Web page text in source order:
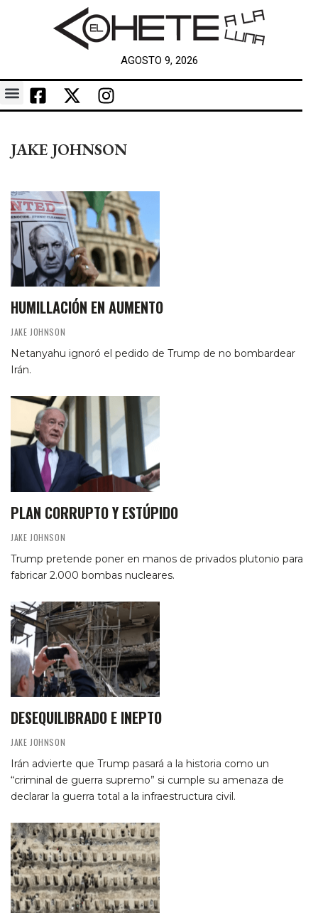
AGOSTO 9, 2026
JAKE JOHNSON
HUMILLACIÓN EN AUMENTO
JAKE JOHNSON
Netanyahu ignoró el pedido de Trump de no bombardear
Irán.
PLAN CORRUPTO Y ESTÚPIDO
JAKE JOHNSON
Trump pretende poner en manos de privados plutonio para
fabricar 2.000 bombas nucleares.
DESEQUILIBRADO E INEPTO
JAKE JOHNSON
Irán advierte que Trump pasará a la historia como un
“criminal de guerra supremo” si cumple su amenaza de
declarar la guerra total a la infraestructura civil.